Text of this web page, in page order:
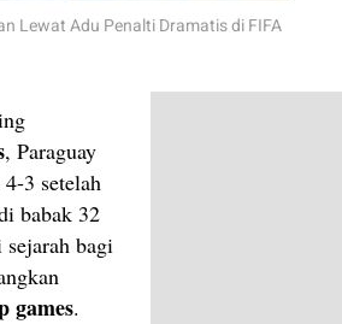
Lewat Adu Penalti Dramatis di FIFA
, Paraguay
3 setelah
babak 32
bagi
games.